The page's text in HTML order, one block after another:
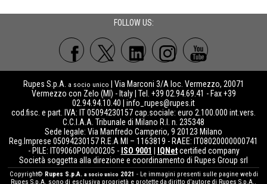
FOLLOW US:
Rupes S.p.A. a socio unico | Via Marconi 3/A loc. Vermezzo, 20071
Vermezzo con Zelo (MI) - Italy | Tel. +39 02.94.69.41 - Fax +39
02.94.94.10.40 | info_rupes@rupes.it
cod.fisc. e part. IVA: IT 05094230157 cap.sociale: euro 2.100.000 int.vers.
C.C.I.A.A. Tribunale di Milano R.I. n. 235348
Sede legale: Via Manfredo Camperio, 9 20123 Milano
Reg.Imprese 05094230157 R.E.A MI – 1163819 - RAEE: IT08020000000741
- PILE: IT09060P00000205 - ISO 9001 | IQNetcertified company
Società soggetta alla direzione e coordinamento di Rupes Group srl
Copyright© Rupes S.p.A. a socio unico 2021 - Le immagini presenti sulle pagine web di
Rupes S.p.A. sono di esclusiva proprietà e protette da diritto d’autore di Rupes S.p.A..